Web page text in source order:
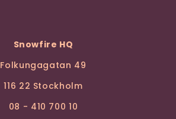
Snowfire HQ
Folkungagatan 49
116 22 Stockholm
08 - 410 700 10